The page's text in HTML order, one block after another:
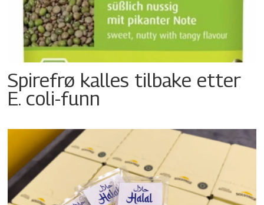
Spirefrø kalles tilbake etter
E. coli-funn